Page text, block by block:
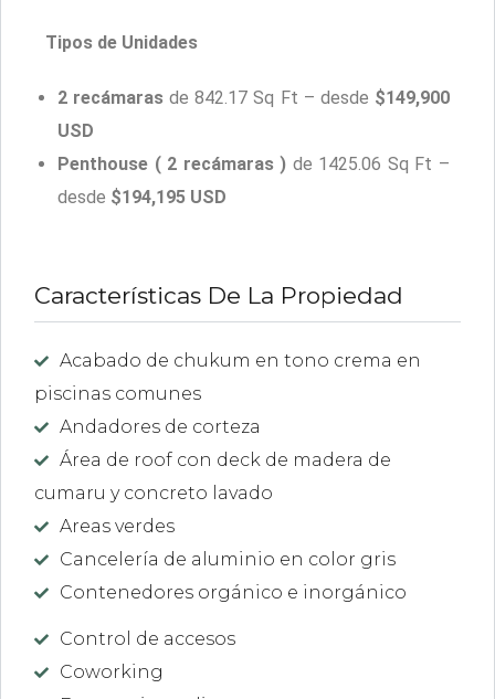
Tipos de Unidades
2 recámaras de 842.17 Sq Ft – desde $149,900
USD
Penthouse ( 2 recámaras ) de 1425.06 Sq Ft –
desde $194,195 USD
Características De La Propiedad
Acabado de chukum en tono crema en
piscinas comunes
Andadores de corteza
Área de roof con deck de madera de
cumaru y concreto lavado
Areas verdes
Cancelería de aluminio en color gris
Contenedores orgánico e inorgánico
Control de accesos
Coworking